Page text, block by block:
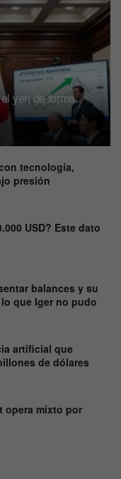
yen de forma
tecnología,
presión
USD? Este dato
balances y su
que Iger no pudo
artificial que
de dólares
opera mixto por